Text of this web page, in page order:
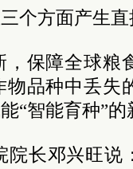
个方面产生
保障全球粮
品种中丢失
“智能育种”的
长邓兴旺说